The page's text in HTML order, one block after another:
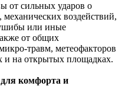
от сильных ударов о
воздействий,
или иные
от общих
травм, метеофакторов
и на открытых площадках.
комфорта и